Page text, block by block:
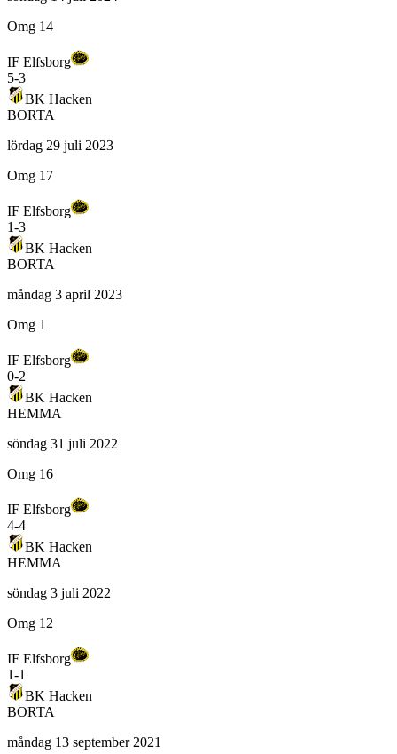
Omg 14
IF Elfsborg
5-3
BK Hacken
BORTA
lördag 29 juli 2023
Omg 17
IF Elfsborg
1-3
BK Hacken
BORTA
måndag 3 april 2023
Omg 1
IF Elfsborg
0-2
BK Hacken
HEMMA
söndag 31 juli 2022
Omg 16
IF Elfsborg
4-4
BK Hacken
HEMMA
söndag 3 juli 2022
Omg 12
IF Elfsborg
1-1
BK Hacken
BORTA
måndag 13 september 2021